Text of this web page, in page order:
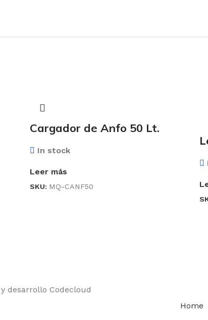
Cargador de Anfo 50 Lt.
In stock
Leer más
SKU: MQ-CANF50
desarrollo Codecloud
Home